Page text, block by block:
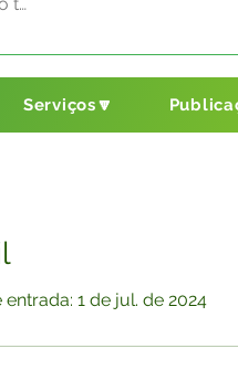
Serviços🔽
entrada: 1 de jul. de 2024